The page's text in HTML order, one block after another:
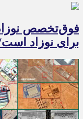
فوق‌تخصص
برای نوزاد